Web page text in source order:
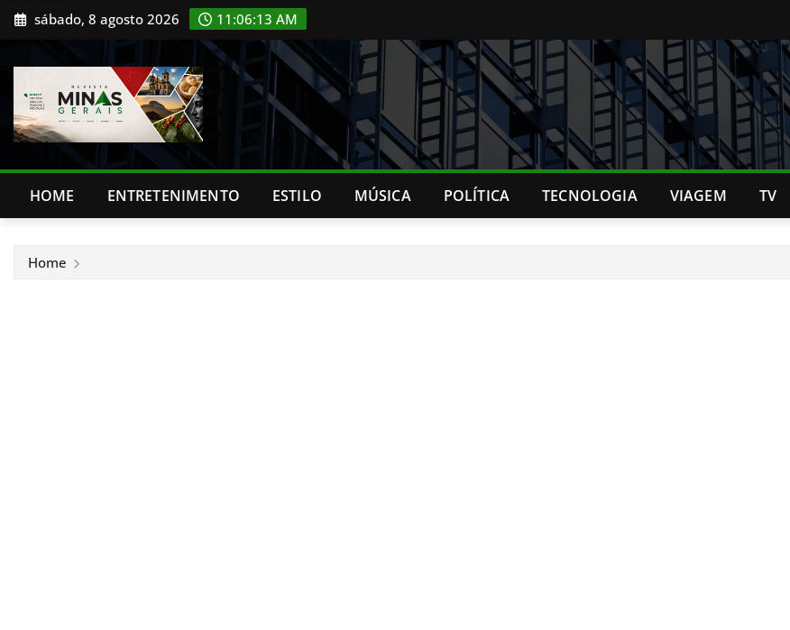
Skip sábado, 8 agosto 2026 11:06:14 AM
HOME ENTRETENIMENTO ESTILO MÚSICA POLÍTICA TECNOLOGIA VIAGEM TV
Home